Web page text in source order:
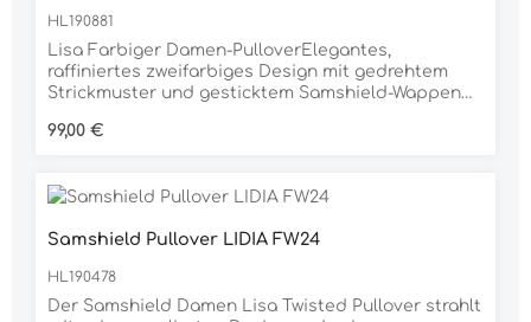
HL190881
Lisa Farbiger Damen-PulloverElegantes,
raffiniertes zweifarbiges Design mit gedrehtem
Strickmuster und gesticktem Samshield-Wappen
Freizeit, die Komfort und Stil mit einem zeitlos
Baumwolle
Regulärer Preis:
99,00 €
Samshield Pullover LIDIA FW24
HL190478
Der Samshield Damen Lisa Twisted Pullover strahlt